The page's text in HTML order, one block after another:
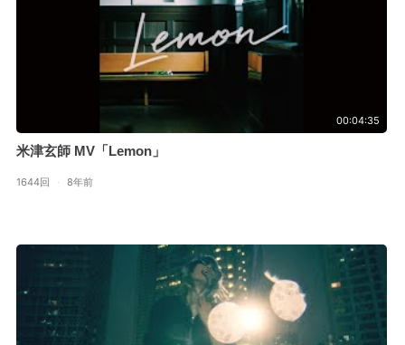
00:04:35
米津玄師 MV「Lemon」
1644回 · 8年前